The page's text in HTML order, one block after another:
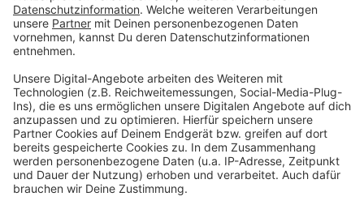
ab. Möglich sind pro Test bis zu 6 Euro an Sachkosten
sowie 12 Euro für alles andere. Zusätzlich zahlt das
Land pro Teststelle 1.000 Euro an
Anschubfinanzierung sowie eine monatliche in gleicher
Höhe.
"Wie wichtig Testen, Testen, Testen ist, darüber
herrscht zwischen Bund, Land und Kommunen schon
seit längerer Zeit Einigkeit. Fakt ist aber auch: Erst mit